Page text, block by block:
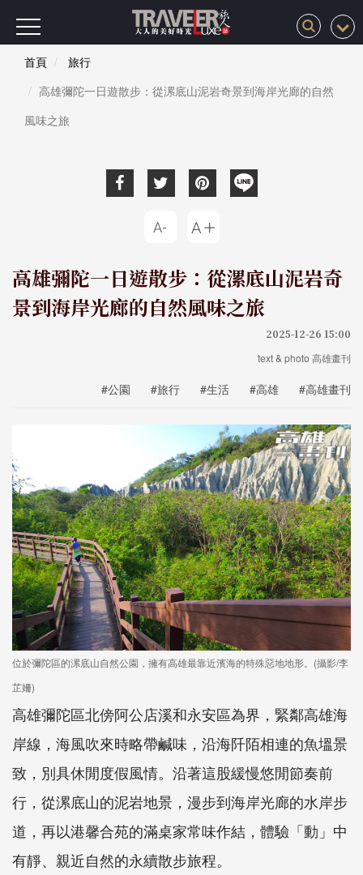
首頁
旅行
高雄彌陀一日遊散步：從漯底山泥岩奇景到海岸光廊的自然
風味之旅
高雄彌陀一日遊散步：從漯底山泥岩奇
景到海岸光廊的自然風味之旅
2025-12-26 15:00
text & photo 高雄畫刊
#公園 #旅行 #生活 #高雄 #高雄畫刊
位於彌陀區的漯底山自然公園，擁有高雄最靠近濱海的特殊惡地地形。(攝影/李
芷姍)
高雄彌陀區北傍阿公店溪和永安區為界，緊鄰高雄海
岸線，海風吹來時略帶鹹味，沿海阡陌相連的魚塭景
致，別具休閒度假風情。沿著這股緩慢悠閒節奏前
行，從漯底山的泥岩地景，漫步到海岸光廊的水岸步
道，再以港馨合苑的滿桌家常味作結，體驗「動」中
有靜、親近自然的永續散步旅程。